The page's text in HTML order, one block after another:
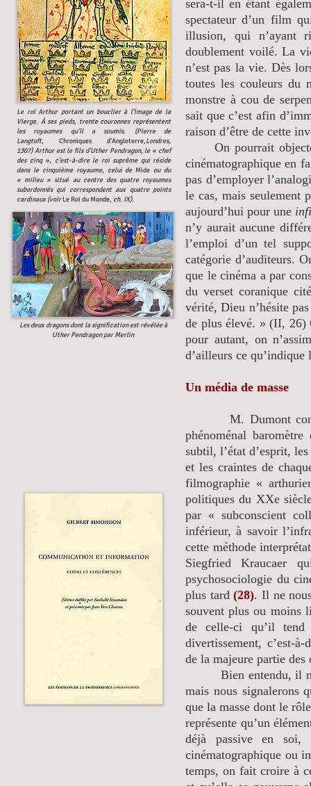
sera-t-il en étant
spectateur d’un film
illusion, qui n’ayant
doublement voilé. La
n’est pas la vie. Dès
toutes les couleurs du
monstre à cou de
sait que c’est afin
raison d’être de cette
On pourrait objecter
cinématographique en
pas d’employer
le cas, mais seulement
aujourd’hui pour une
n’y aurait aucune
l’emploi d’un tel
catégorie d’auditeurs.
que le cinéma a par
du verset coranique
vérité, Dieu n’hésite
de plus élevé. » (II, 26)
pour autant, on
d’ailleurs ce
Un média de masse
M. Dumont
phénoménal
subtil, l’état d’esprit,
et les craintes de
filmographie «
politiques du XXe
par « subconscient
inférieur, à savoir
cette méthode
Siegfried Kraucaer
psychosociologie du
plus tard(28). Il ne
souvent plus ou moins
de celle-ci qu’il
divertissement, c’est-
de la majeure partie
Bien entendu, il
mais nous signalerons
que la masse dont le
représente qu’un
déjà passive en soi,
cinématographique ou
temps, on fait croire à
Le roi Arthur portant un bouclier à l’image de la
Vierge. À ses pieds, trente couronnes représentent
les royaumes qu’il a soumis. (Pierre de
Langtoft, Chroniques d‘Angleterre,Londres,
1307) Arthur est le fils d’Uther Pendragon, le « chef
des cinq », c’est-à-dire le roi suprême qui réside
dans le cinquième royaume, celui deMide ou du
« milieu » situé au centre des quatre royaumes
subordonnés qui correspondent aux quatre points
cardinaux (voirLe Roi du Monde, ch. IX).
Les deux dragons dont la signification est révélée à
Uther Pendragon par Merlin